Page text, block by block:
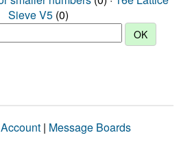
Sieve V5 (0)
| Message Boards